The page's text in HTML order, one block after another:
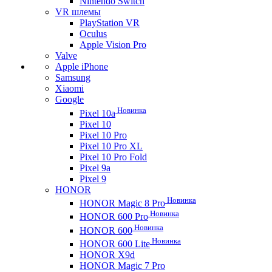
VR шлемы
PlayStation VR
Oculus
Apple Vision Pro
Valve
Apple iPhone
Samsung
Xiaomi
Google
Pixel 10a Новинка
Pixel 10
Pixel 10 Pro
Pixel 10 Pro XL
Pixel 10 Pro Fold
Pixel 9a
Pixel 9
HONOR
HONOR Magic 8 Pro Новинка
HONOR 600 Pro Новинка
HONOR 600 Новинка
HONOR 600 Lite Новинка
HONOR X9d
HONOR Magic 7 Pro